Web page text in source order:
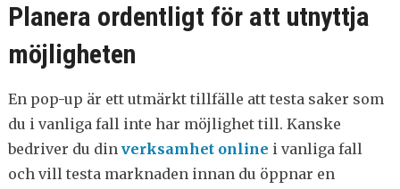
Planera ordentligt för att utnyttja
möjligheten
En pop-up är ett utmärkt tillfälle att testa saker som
du i vanliga fall inte har möjlighet till. Kanske
bedriver du din verksamhet online i vanliga fall
och vill testa marknaden innan du öppnar en